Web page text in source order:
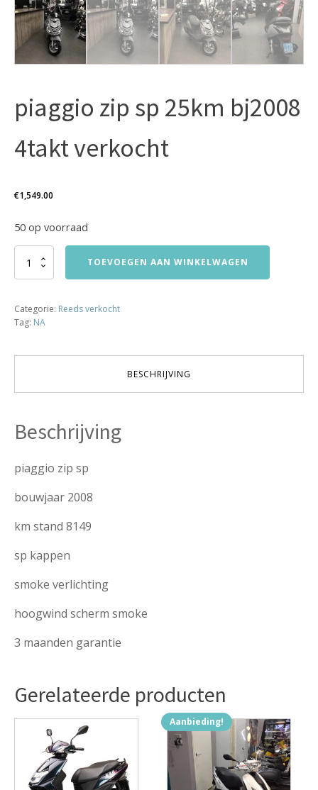
piaggio zip sp 25km bj2008
4takt verkocht
€1,549.00
50 op voorraad
piaggio
bj2008
4takt
TOEVOEGEN AAN WINKELWAGEN
Categorie: Reeds verkocht
Tag: NA
BESCHRIJVING
Beschrijving
piaggio zip sp
bouwjaar 2008
km stand 8149
sp kappen
smoke verlichting
hoogwind scherm smoke
3 maanden garantie
Gerelateerde producten
Aanbieding!